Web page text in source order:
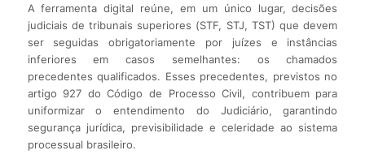
A ferramenta digital reúne, em um único lugar, decisões
judiciais de tribunais superiores (STF, STJ, TST) que devem
ser seguidas obrigatoriamente por juízes e instâncias
inferiores em casos semelhantes: os chamados
precedentes qualificados. Esses precedentes, previstos no
artigo 927 do Código de Processo Civil, contribuem para
uniformizar o entendimento do Judiciário, garantindo
segurança jurídica, previsibilidade e celeridade ao sistema
processual brasileiro.